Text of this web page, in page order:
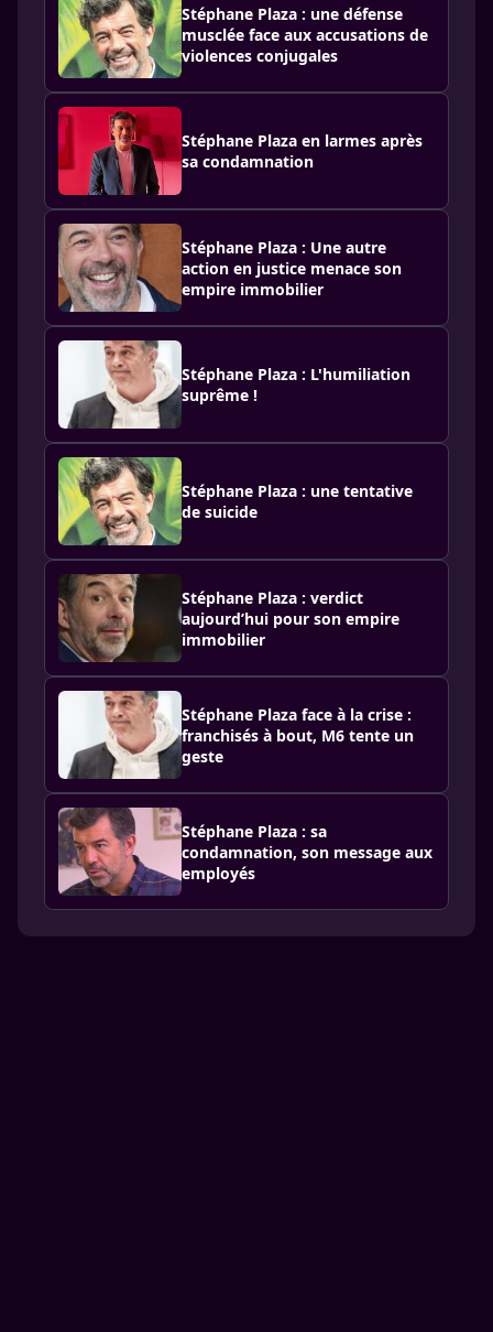
Stéphane Plaza : une défense
musclée face aux accusations de
violences conjugales
Stéphane Plaza en larmes après
sa condamnation
Stéphane Plaza : Une autre
action en justice menace son
empire immobilier
Stéphane Plaza : L'humiliation
suprême !
Stéphane Plaza : une tentative
de suicide
Stéphane Plaza : verdict
aujourd’hui pour son empire
immobilier
Stéphane Plaza face à la crise :
franchisés à bout, M6 tente un
geste
Stéphane Plaza : sa
condamnation, son message aux
employés